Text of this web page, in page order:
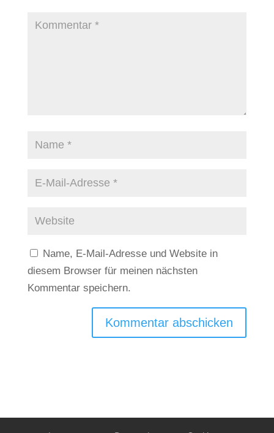
Name, E-Mail-Adresse und Website in
diesem Browser für meinen nächsten
Kommentar speichern.
Kommentar abschicken